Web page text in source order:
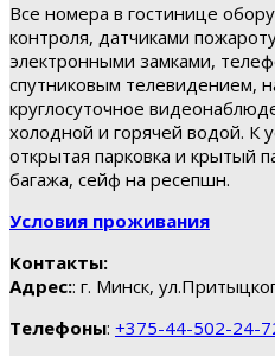
Все номера в гостинице
контроля, датчиками
электронными замками,
спутниковым телевидением,
круглосуточное
холодной и горячей водой. К
открытая парковка и крытый
багажа, сейф на ресепшн.
Условия проживания
Контакты:
Адрес:: г. Минск,
Телефоны: +375-44-502-24-